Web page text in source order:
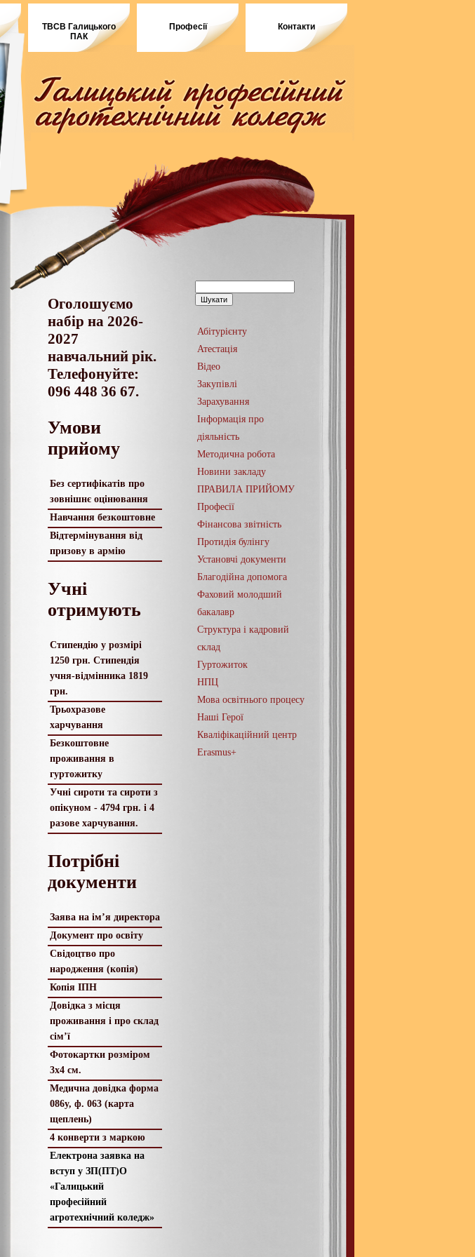
ТВСВ Галицького
ПАК
Професії Контакти
Оголошуємо
набір на 2026-
2027
навчальний рік.
Телефонуйте:
096 448 36 67.
Умови
прийому
Без сертифікатів про
зовнішнє оцінювання
Навчання безкоштовне
Відтермінування від
призову в армію
Учні
отримують
Стипендію у розмірі
1250 грн. Стипендія
учня-відмінника 1819
грн.
Трьохразове
харчування
Безкоштовне
проживання в
гуртожитку
Учні сироти та сироти з
опікуном - 4794 грн. і 4
разове харчування.
Потрібні
документи
Заява на ім’я директора
Документ про освіту
Свідоцтво про
народження (копія)
Копія ІПН
Довідка з місця
проживання і про склад
сім’ї
Фотокартки розміром
3х4 см.
Медична довідка форма
086у, ф. 063 (карта
щеплень)
4 конверти з маркою
Електрона заявка на
вступ у ЗП(ПТ)О
«Галицький
професійний
агротехнічний коледж»
Абітурієнту
Атестація
Відео
Закупівлі
Зарахування
Інформація про
діяльність
Методична робота
Новини закладу
ПРАВИЛА ПРИЙОМУ
Професії
Фінансова звітність
Протидія булінгу
Установчі документи
Благодійна допомога
Фаховий молодший
бакалавр
Структура і кадровий
склад
Гуртожиток
НПЦ
Мова освітнього процесу
Наші Герої
Кваліфікаційний центр
Erasmus+